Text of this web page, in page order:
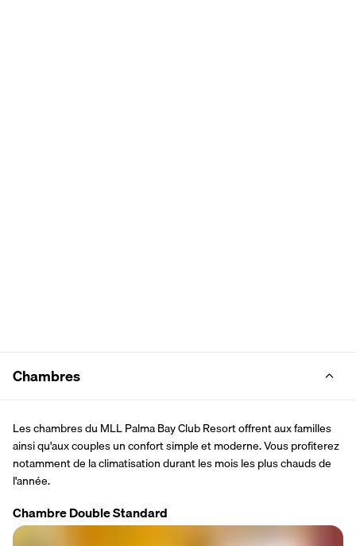
Chambres
Les chambres du MLL Palma Bay Club Resort offrent aux familles
ainsi qu'aux couples un confort simple et moderne. Vous profiterez
notamment de la climatisation durant les mois les plus chauds de
l'année.
Chambre Double Standard